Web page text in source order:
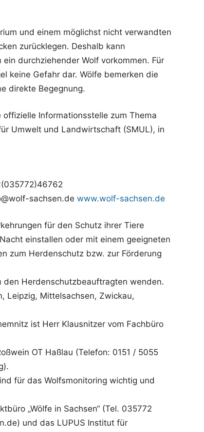
und einem möglichst nicht verwandten
zurücklegen. Deshalb kann
durchziehender Wolf vorkommen. Für
keine Gefahr dar. Wölfe bemerken die
direkte Begegnung.
offizielle Informationsstelle zum Thema
Umwelt und Landwirtschaft (SMUL), in
sachsen.de www.wolf-sachsen.de
für den Schutz ihrer Tiere
einstallen oder mit einem geeigneten
zum Herdenschutz bzw. zur Förderung
den Herdenschutzbeauftragten wenden.
Leipzig, Mittelsachsen, Zwickau,
ist Herr Klausnitzer vom Fachbüro
OT Haßlau (Telefon: 0151 / 5055
für das Wolfsmonitoring wichtig und
„Wölfe in Sachsen“ (Tel. 035772
und das LUPUS Institut für